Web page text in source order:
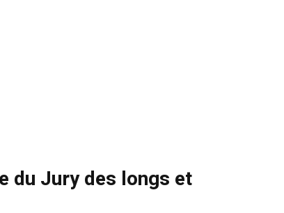
du Jury des longs et